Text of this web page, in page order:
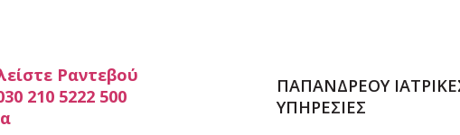
Ραντεβού
210 5222 500
ΠΑΠΑΝΔΡΕΟΥ
ΥΠΗΡΕΣΙΕΣ